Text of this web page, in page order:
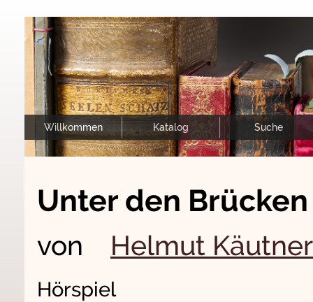
Willkommen Katalog Suche
Unter den Brücken
von Helmut Käutner
Hörspiel